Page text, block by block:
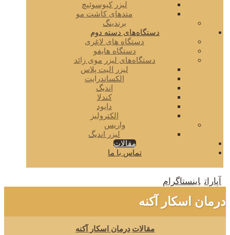
لیزر کیوسوئیچ
متدهای کاشت مو
برندینگ
دستگاه‌های دسته دوم
دستگاه های لاغری
دستگاه هایفو
دستگاه‌های لیزر موی زائد
لیزر الیت پلاس
الکساندرایت
اندیگ
کندلا
دایود
الکترولیز
واریس
لیزر اندیگ
مقالات
تماس با ما
آپارات اینستاگرام
درمان اسکار آکنه
مقالات درمان اسکار آکنه